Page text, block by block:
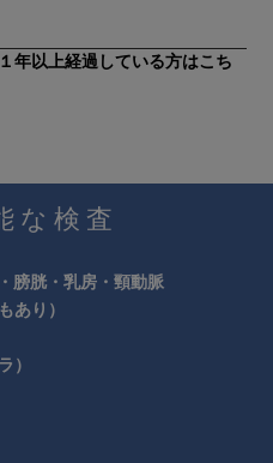
年以上経過している方はこち
な検査
膀胱・乳房・頸動脈
あり）
）